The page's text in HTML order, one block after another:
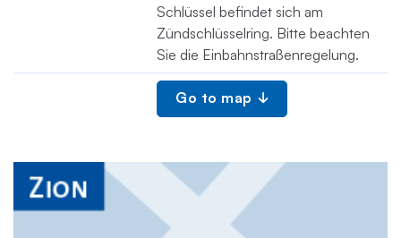
Schlüssel befindet sich am
Zündschlüsselring. Bitte beachten
Sie die Einbahnstraßenregelung.
Go to map